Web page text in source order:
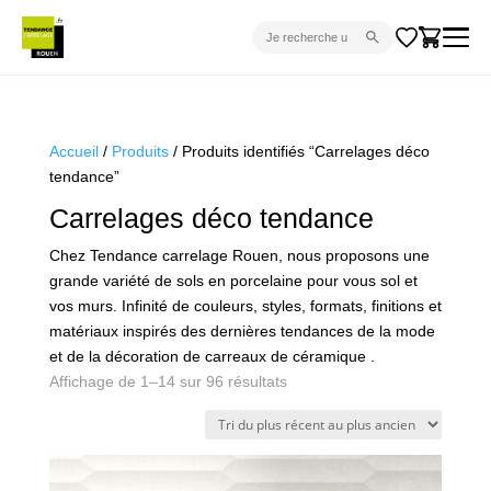
PARQUET
SANITAIRE
VENTES FLASH
PROJET CLÉ EN MAIN
CONSEIL
Accueil/ Produits/ Produits identifiés “Carrelages déco
tendance”
Carrelages déco tendance
Chez Tendance carrelage Rouen, nous proposons une
grande variété de sols en porcelaine pour vous sol et
vos murs. Infinité de couleurs, styles, formats, finitions et
matériaux inspirés des dernières tendances de la mode
et de la décoration de carreaux de céramique .
Affichage de 1–14 sur 96 résultatsTrié
plus
récent
au